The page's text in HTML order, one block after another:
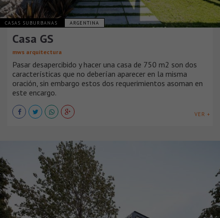
CASAS SUBURBANAS ARGENTINA
Casa GS
mws arquitectura
Pasar desapercibido y hacer una casa de 750 m2 son dos
características que no deberían aparecer en la misma
oración, sin embargo estos dos requerimientos asoman en
este encargo.
VER +